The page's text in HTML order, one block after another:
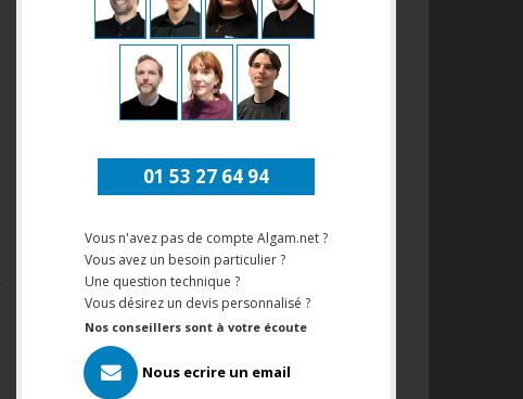
01 53 27 64 94
Vous n'avez pas de compte Algam.net ?
Vous avez un besoin particulier ?
Une question technique ?
Vous désirez un devis personnalisé ?
Nos conseillers sont à votre écoute
Nous ecrire un email